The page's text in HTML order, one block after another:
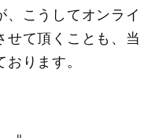
、こうしてオンライ
せて頂くことも、当
ります。